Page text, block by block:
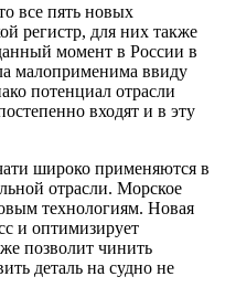
все пять новых
регистр, для них также
момент в России в
малоприменима ввиду
потенциал отрасли
входят и в эту
широко применяются в
отрасли. Морское
технологиям. Новая
и оптимизирует
позволит чинить
деталь на судно не